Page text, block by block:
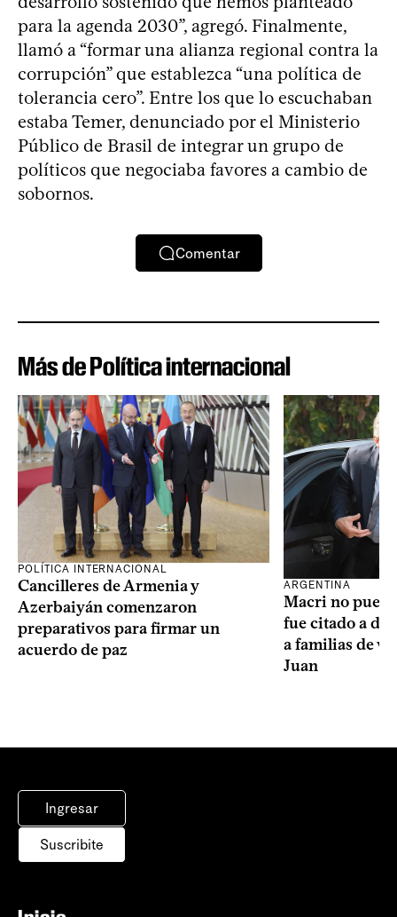
para la agenda 2030”, agregó. Finalmente,
llamó a “formar una alianza regional contra la
corrupción” que establezca “una política de
tolerancia cero”. Entre los que lo escuchaban
estaba Temer, denunciado por el Ministerio
Público de Brasil de integrar un grupo de
políticos que negociaba favores a cambio de
sobornos.
Comentar
Más de Política internacional
POLÍTICA INTERNACIONAL
Cancilleres de Armenia y
Azerbaiyán comenzaron
preparativos para firmar un
acuerdo de paz
ARGENTINA
Macri no
fue citado a
a familias de
Juan
Ingresar
Suscribite